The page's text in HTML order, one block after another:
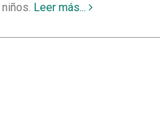
Leer más...